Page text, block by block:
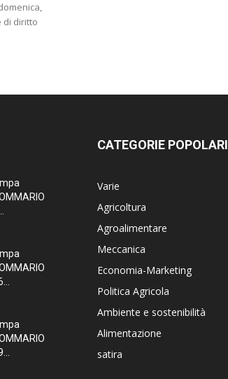
di diritto
CATEGORIE POPOLARI
Varie
Agricoltura
Agroalimentare
Meccanica
Economia-Marketing
Politica Agricola
Ambiente e sostenibilità
Alimentazione
satira